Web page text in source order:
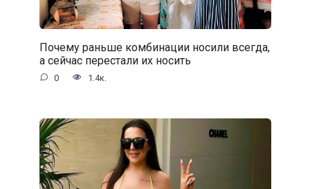
Почему раньше комбинации носили всегда,
а сейчас перестали их носить
0 1.4к.